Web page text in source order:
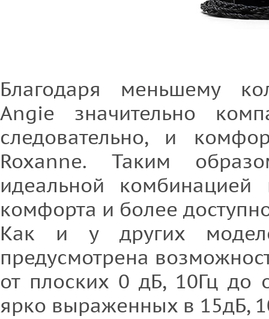
Благодаря меньшему
Angie значительно
следовательно, и
Roxanne. Таким
идеальной комбинацией
комфорта и более
Как и у других
предусмотрена
от плоских 0 дБ, 10Гц до
ярко выраженных в 15дБ,